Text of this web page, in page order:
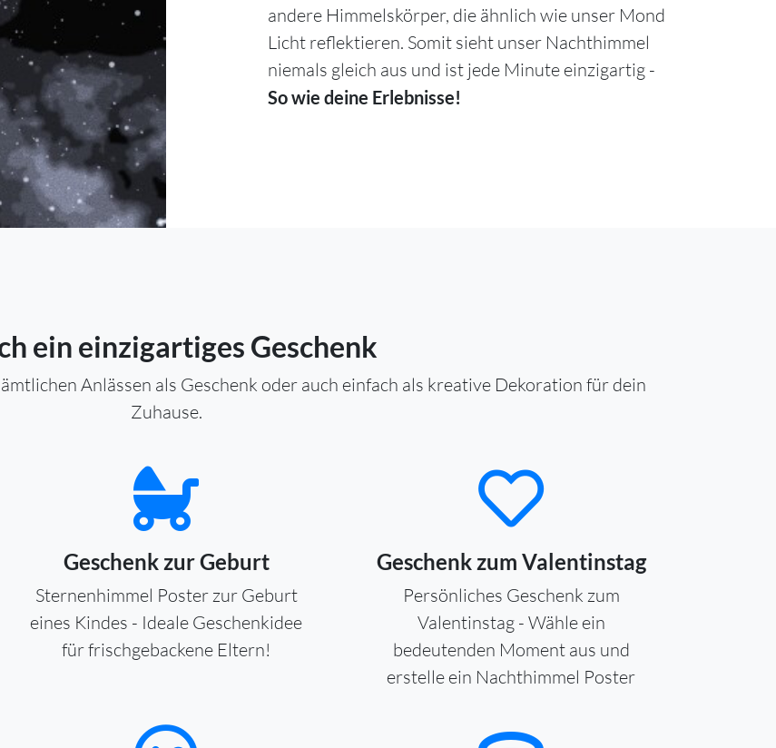
andere Himmelskörper, die ähnlich wie unser Mond
Licht reflektieren. Somit sieht unser Nachthimmel
niemals gleich aus und ist jede Minute einzigartig -
So wie deine Erlebnisse!
ein einzigartiges Geschenk
Anlässen als Geschenk oder auch einfach als kreative Dekoration für dein
Zuhause.
Geschenk zur Geburt
Sternenhimmel Poster zur Geburt
eines Kindes - Ideale Geschenkidee
für frischgebackene Eltern!
Geschenk zum Valentinstag
Persönliches Geschenk zum
Valentinstag - Wähle ein
bedeutenden Moment aus und
erstelle ein Nachthimmel Poster